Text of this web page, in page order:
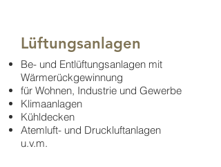
Lüftungsanlagen
Be- und Entlüftungsanlagen mit
Wärmerückgewinnung
für Wohnen, Industrie und Gewerbe
Klimaanlagen
Kühldecken
Atemluft- und Druckluftanlagen
u.v.m.